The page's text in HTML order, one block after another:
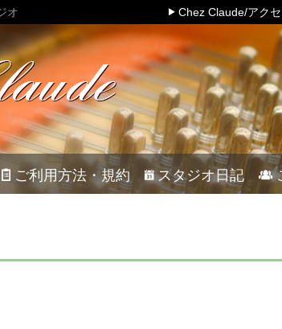
オ Chez Claude/アクセ
ご利用方法・規約 スタジオ日記